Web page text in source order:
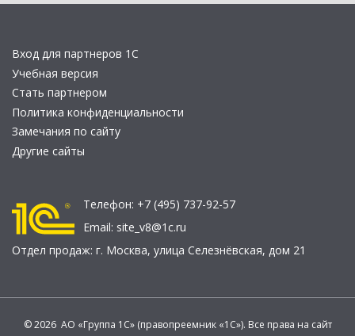
Вход для партнеров 1С
Учебная версия
Стать партнером
Политика конфиденциальности
Замечания по сайту
Другие сайты
Телефон: +7 (495) 737-92-57
Email: site_v8@1c.ru
Отдел продаж: г. Москва, улица Селезнёвская, дом 21
© 2026 АО «Группа 1С» (правопреемник «1С»). Все права на сайт